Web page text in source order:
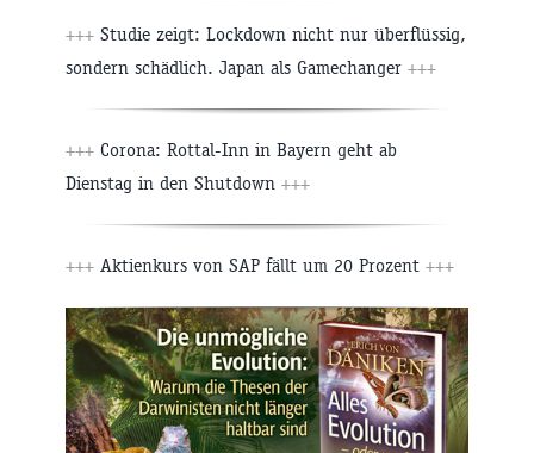
+++ Studie zeigt: Lockdown nicht nur überflüssig,
sondern schädlich. Japan als Gamechanger +++
+++ Corona: Rottal-Inn in Bayern geht ab
Dienstag in den Shutdown +++
+++ Aktienkurs von SAP fällt um 20 Prozent +++